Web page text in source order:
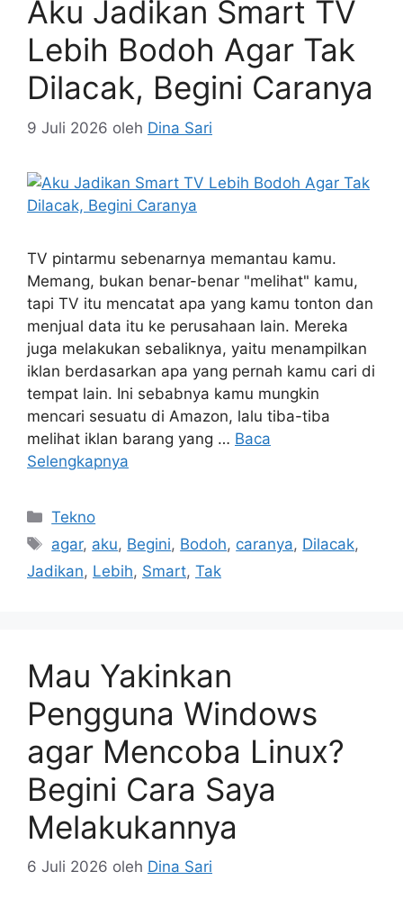
Aku Jadikan Smart TV
Lebih Bodoh Agar Tak
Dilacak, Begini Caranya
9 Juli 2026 oleh Dina Sari
TV pintarmu sebenarnya memantau kamu.
Memang, bukan benar-benar "melihat" kamu,
tapi TV itu mencatat apa yang kamu tonton dan
menjual data itu ke perusahaan lain. Mereka
juga melakukan sebaliknya, yaitu menampilkan
iklan berdasarkan apa yang pernah kamu cari di
tempat lain. Ini sebabnya kamu mungkin
mencari sesuatu di Amazon, lalu tiba-tiba
melihat iklan barang yang … Baca
Selengkapnya
Kategori
Tekno
Tag
agar, aku, Begini, Bodoh, caranya, Dilacak,
Jadikan, Lebih, Smart, Tak
Mau Yakinkan
Pengguna Windows
agar Mencoba Linux?
Begini Cara Saya
Melakukannya
6 Juli 2026 oleh Dina Sari